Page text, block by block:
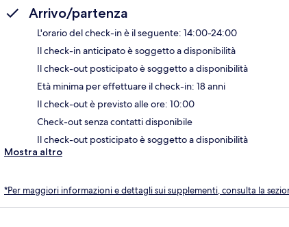
Arrivo/partenza
L'orario del check-in è il seguente: 14:00-24:00
Il check-in anticipato è soggetto a disponibilità
Il check-out posticipato è soggetto a disponibilità
Età minima per effettuare il check-in: 18 anni
Il check-out è previsto alle ore: 10:00
Check-out senza contatti disponibile
Il check-out posticipato è soggetto a disponibilità
Mostra altro
*Per maggiori informazioni e dettagli sui supplementi, consulta la